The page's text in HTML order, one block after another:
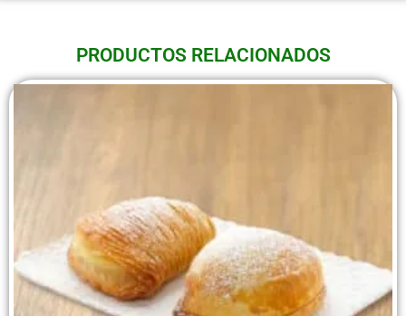
PRODUCTOS RELACIONADOS